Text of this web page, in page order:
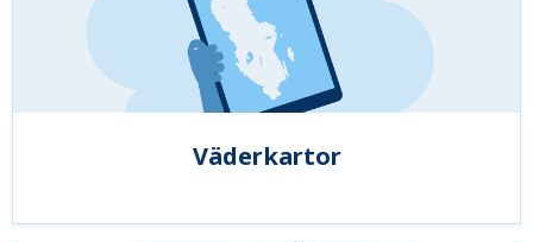
Väderkartor